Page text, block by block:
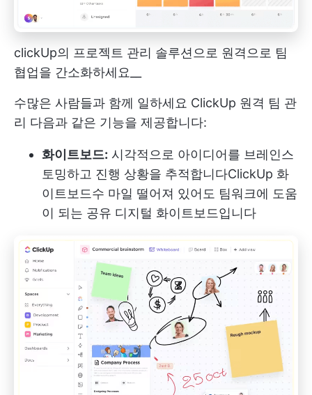
clickUp의 프로젝트 관리 솔루션으로 원격으로 팀
협업을 간소화하세요__
수많은 사람들과 함께 일하세요 ClickUp 원격 팀 관
리 다음과 같은 기능을 제공합니다:
화이트보드: 시각적으로 아이디어를 브레인스
토밍하고 진행 상황을 추적합니다ClickUp 화
이트보드수 마일 떨어져 있어도 팀워크에 도움
이 되는 공유 디지털 화이트보드입니다